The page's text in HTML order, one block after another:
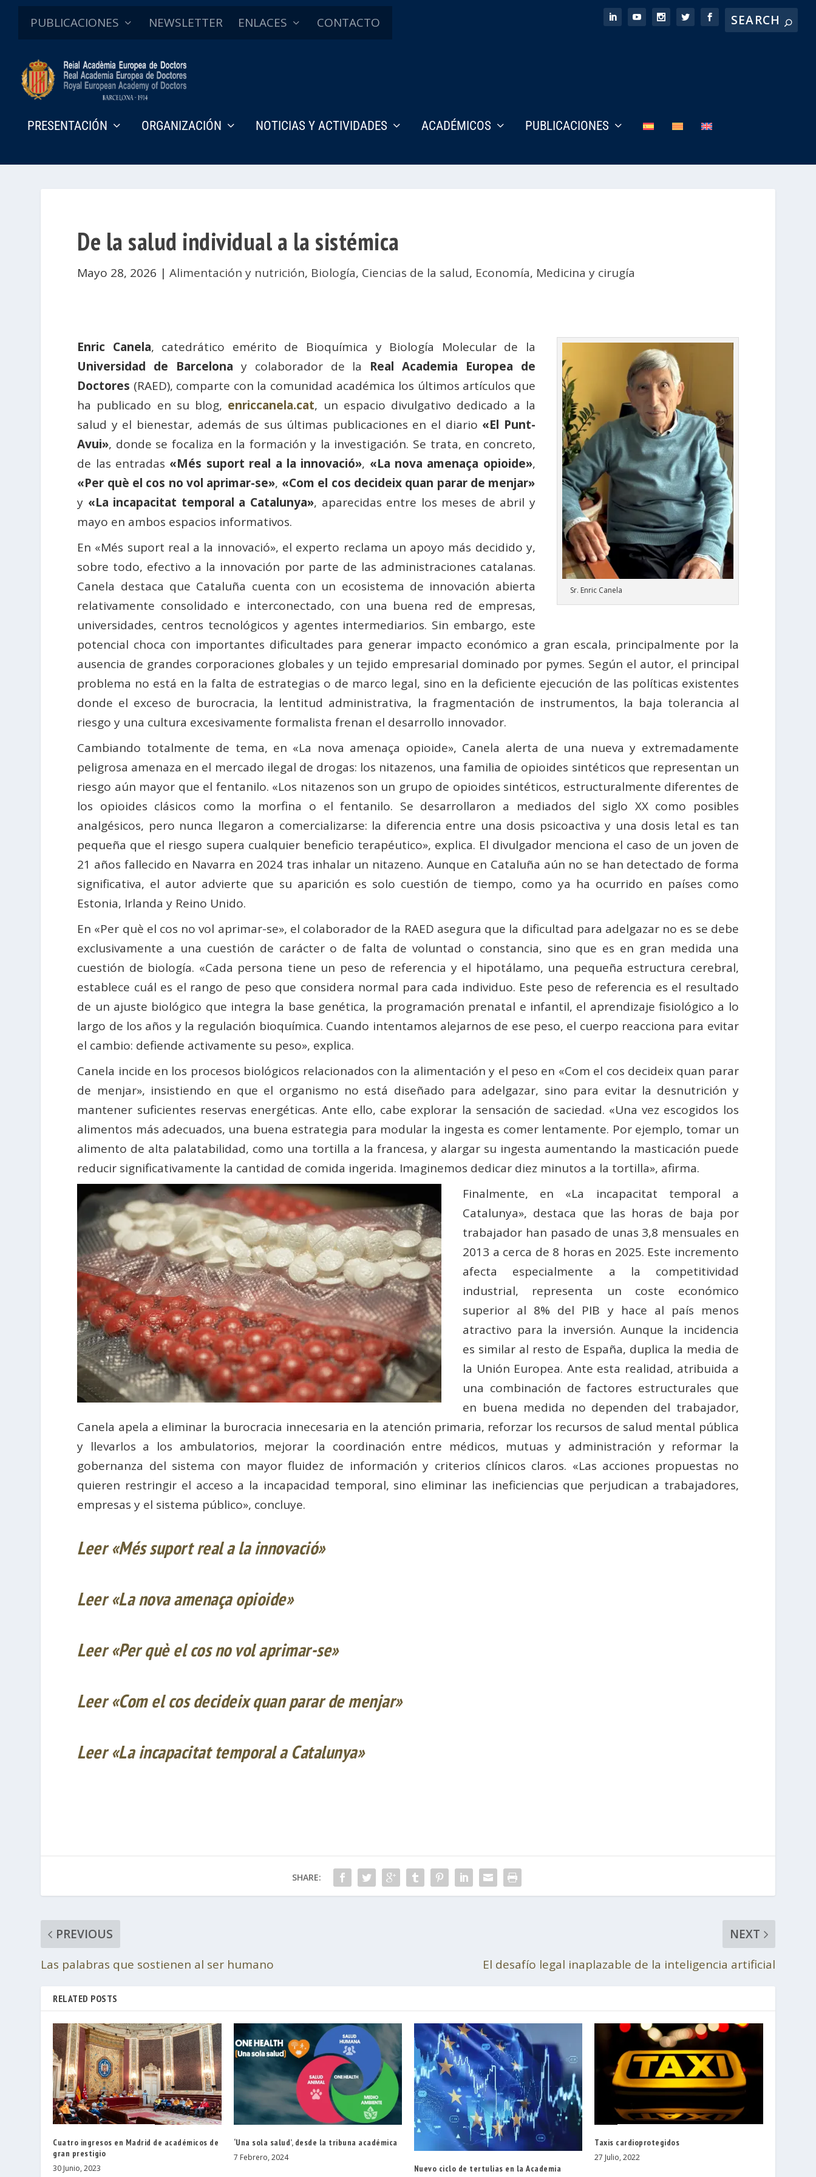
PUBLICACIONES NEWSLETTER ENLACES CONTACTO
PRESENTACIÓN ORGANIZACIÓN NOTICIAS Y ACTIVIDADES ACADÉMICOS PUBLICACIONES
De la salud individual a la sistémica
Mayo 28, 2026 |Alimentación y nutrición, Biología, Ciencias de la salud, Economía, Medicina y cirugía
Sr. Enric Canela
Enric Canela, catedrático emérito de Bioquímica y Biología Molecular de la
Universidad de Barcelona y colaborador de la Real Academia Europea de
Doctores (RAED), comparte con la comunidad académica los últimos artículos que
ha publicado en su blog, enriccanela.cat, un espacio divulgativo dedicado a la
salud y el bienestar, además de sus últimas publicaciones en el diario «El Punt-
Avui», donde se focaliza en la formación y la investigación. Se trata, en concreto,
de las entradas «Més suport real a la innovació», «La nova amenaça opioide»,
«Per què el cos novol aprimar-se», «Com el cos decideix quan parar de menjar»
y «La incapacitat temporal a Catalunya», aparecidas entre los meses de abril y
mayo en ambos espacios informativos.
En «Més suport real a la innovació», el experto reclama un apoyo más decidido y,
sobre todo, efectivo a la innovación por parte de las administraciones catalanas.
Canela destaca que Cataluña cuenta con un ecosistema de innovación abierta
relativamente consolidado e interconectado, con una buena red de empresas,
universidades, centros tecnológicos y agentes intermediarios. Sin embargo, este
potencial choca con importantes dificultades para generar impacto económico a gran escala, principalmente por la
ausencia de grandes corporaciones globales y un tejido empresarial dominado por pymes. Según el autor, el principal
problema no está en la falta de estrategias o de marco legal, sino en la deficiente ejecución de las políticas existentes
donde el exceso de burocracia, la lentitud administrativa, la fragmentación de instrumentos, la baja tolerancia al
riesgo y una cultura excesivamente formalista frenan el desarrollo innovador.
Cambiando totalmente de tema, en «La nova amenaça opioide», Canela alerta de una nueva y extremadamente
peligrosa amenaza en el mercado ilegal de drogas: los nitazenos, una familia de opioides sintéticos que representan un
riesgo aún mayor que el fentanilo. «Los nitazenos son un grupo de opioides sintéticos, estructuralmente diferentes de
los opioides clásicos como la morfina o el fentanilo. Se desarrollaron a mediados del siglo XX como posibles
analgésicos, pero nunca llegaron a comercializarse: la diferencia entre una dosis psicoactiva y una dosis letal es tan
pequeña que el riesgo supera cualquier beneficio terapéutico», explica. El divulgador menciona el caso de un joven de
21 años fallecido en Navarra en 2024 tras inhalar un nitazeno. Aunque en Cataluña aún no se han detectado de forma
significativa, el autor advierte que su aparición es solo cuestión de tiempo, como ya ha ocurrido en países como
Estonia, Irlanda y Reino Unido.
En «Per què el cos no vol aprimar-se», el colaborador de la RAED asegura que la dificultad para adelgazar no es se debe
exclusivamente a una cuestión de carácter o de falta de voluntad o constancia, sino que es en gran medida una
cuestión de biología. «Cada persona tiene un peso de referencia y el hipotálamo, una pequeña estructura cerebral,
establece cuál es el rango de peso que considera normal para cada individuo. Este peso de referencia es el resultado
de un ajuste biológico que integra la base genética, la programación prenatal e infantil, el aprendizaje fisiológico a lo
largo de los años y la regulación bioquímica. Cuando intentamos alejarnos de ese peso, el cuerpo reacciona para evitar
el cambio: defiende activamente su peso», explica.
Canela incide en los procesos biológicos relacionados con la alimentación y el peso en «Com el cos decideix quan parar
de menjar», insistiendo en que el organismo no está diseñado para adelgazar, sino para evitar la desnutrición y
mantener suficientes reservas energéticas. Ante ello, cabe explorar la sensación de saciedad. «Una vez escogidos los
alimentos más adecuados, una buena estrategia para modular la ingesta es comer lentamente. Por ejemplo, tomar un
alimento de alta palatabilidad, como una tortilla a la francesa, y alargar su ingesta aumentando la masticación puede
reducir significativamente la cantidad de comida ingerida. Imaginemos dedicar diez minutos a la tortilla», afirma.
Finalmente, en «La incapacitat temporal a
Catalunya», destaca que las horas de baja por
trabajador han pasado de unas 3,8 mensuales en
2013 a cerca de 8 horas en 2025. Este incremento
afecta especialmente a la competitividad
industrial, representa un coste económico
superior al 8% del PIB y hace al país menos
atractivo para la inversión. Aunque la incidencia
es similar al resto de España, duplica la media de
la Unión Europea. Ante esta realidad, atribuida a
una combinación de factores estructurales que
en buena medida no dependen del trabajador,
Canela apela a eliminar la burocracia innecesaria en la atención primaria, reforzar los recursos de salud mental pública
y llevarlos a los ambulatorios, mejorar la coordinación entre médicos, mutuas y administración y reformar la
gobernanza del sistema con mayor fluidez de información y criterios clínicos claros. «Las acciones propuestas no
quieren restringir el acceso a la incapacidad temporal, sino eliminar las ineficiencias que perjudican a trabajadores,
empresas y el sistema público», concluye.
Leer «Més suport real a la innovació»
Leer «La novaamenaça opioide»
Leer «Perquèel cos novolaprimar-se»
Leer «Comel cosdecideixquanparar demenjar»
Leer «Laincapacitattemporal a Catalunya»
SHARE:
PREVIOUS
Las palabras que sostienen al ser humano
NEXT
El desafío legal inaplazable de la inteligencia artificial
RELATED POSTS
Cuatro ingresos en Madrid de académicos de
gran prestigio
30 Junio, 2023
‘Una sola salud’, desde la tribuna académica
7 Febrero, 2024
Nuevo ciclo de tertulias en la Academia
Taxis cardioprotegidos
27 Julio, 2022